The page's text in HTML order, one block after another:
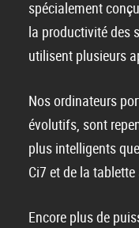
spécialement
la productivité des
utilisent plusieurs
Nos ordinateurs
évolutifs, sont
plus intelligents que
Ci7 et de la
Encore plus de